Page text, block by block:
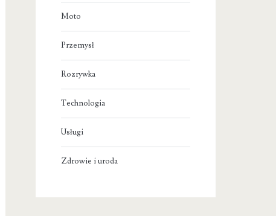
Moto
Przemysł
Rozrywka
Technologia
Usługi
Zdrowie i uroda